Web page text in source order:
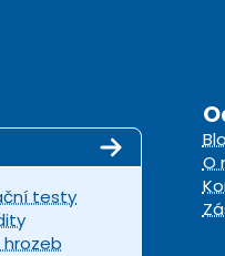
testy
O